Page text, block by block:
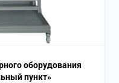
оборудования
пункт»